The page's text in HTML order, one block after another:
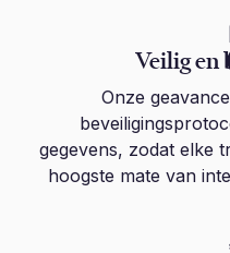
Veilig en
Onze
gegevens, zodat elke
hoogste mate van